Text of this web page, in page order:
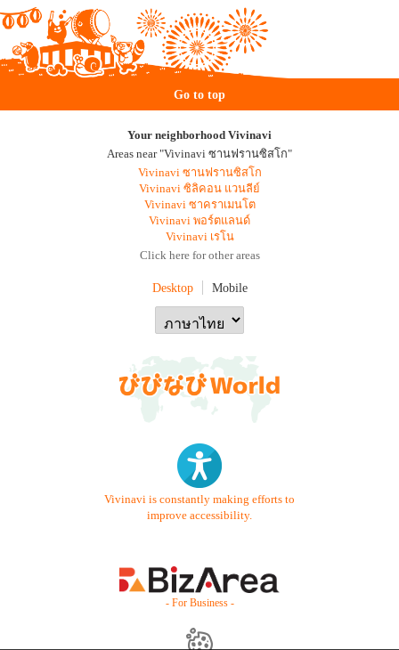
Go to top
Your neighborhood Vivinavi
Areas near "Vivinavi ซานฟรานซิสโก"
Vivinavi ซานฟรานซิสโก
Vivinavi ซิลิคอน แวนลีย์
Vivinavi ซาคราเมนโต
Vivinavi พอร์ตแลนด์
Vivinavi เรโน
Click here for other areas
Desktop Mobile
Vivinavi is constantly making efforts to
improve accessibility.
- For Business -